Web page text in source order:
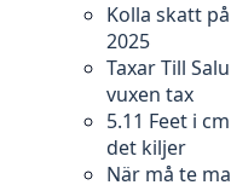
Kolla skatt
2025
Taxar Till
vuxen tax
5.11 Feet i
det kiljer
När må te